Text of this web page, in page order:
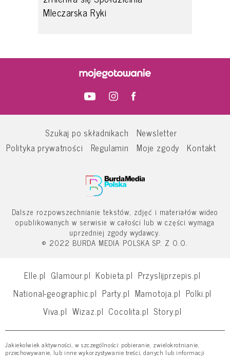
Mleczarska Ryki
Szukaj po składnikach
Newsletter
Polityka prywatności
Regulamin Moje zgody Kontakt
Dalsze rozpowszechnianie tekstów, zdjęć i materiałów wideo
opublikowanych w serwisie w całości lub w części wymaga
uprzedniej zgody wydawcy.
© 2022 BURDA MEDIA POLSKA SP. Z O.O.
Elle.pl Glamour.pl Kobieta.pl Przyslijprzepis.pl
National-geographic.pl Party.pl Mamotoja.pl Polki.pl
Viva.pl Wizaz.pl Cocolita.pl Story.pl
Jakiekolwiek aktywności, w szczególności: pobieranie, zwielokrotnianie,
przechowywanie, lub inne wykorzystywanie treści, danych lub informacji